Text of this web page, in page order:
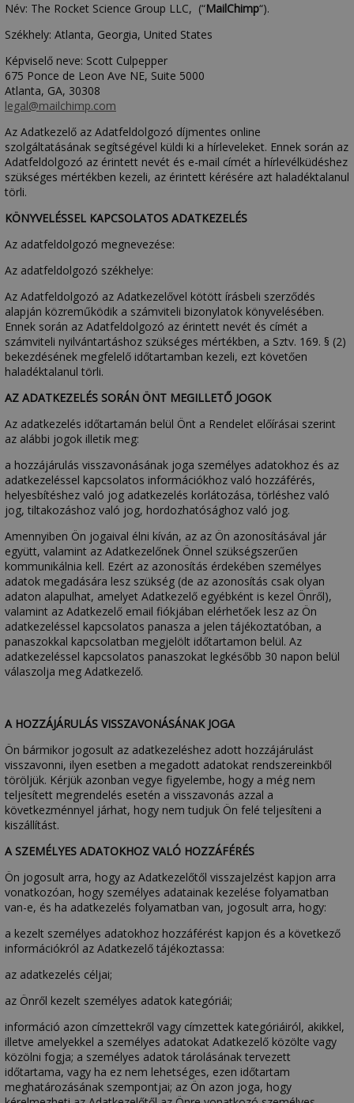
Név: The Rocket Science Group LLC, (“MailChimp“).
Székhely: Atlanta, Georgia, United States
Képviselő neve: Scott Culpepper
675 Ponce de Leon Ave NE, Suite 5000
Atlanta, GA, 30308
legal@mailchimp.com
Az Adatkezelő az Adatfeldolgozó díjmentes online
szolgáltatásának segítségével küldi ki a hírleveleket. Ennek során az
Adatfeldolgozó az érintett nevét és e-mail címét a hírlevélküdéshez
szükséges mértékben kezeli, az érintett kérésére azt haladéktalanul
törli.
KÖNYVELÉSSEL KAPCSOLATOS ADATKEZELÉS
Az adatfeldolgozó megnevezése:
Az adatfeldolgozó székhelye:
Az Adatfeldolgozó az Adatkezelővel kötött írásbeli szerződés
alapján közreműködik a számviteli bizonylatok könyvelésében.
Ennek során az Adatfeldolgozó az érintett nevét és címét a
számviteli nyilvántartáshoz szükséges mértékben, a Sztv. 169. § (2)
bekezdésének megfelelő időtartamban kezeli, ezt követően
haladéktalanul törli.
AZ ADATKEZELÉS SORÁN ÖNT MEGILLETŐ JOGOK
Az adatkezelés időtartamán belül Önt a Rendelet előírásai szerint
az alábbi jogok illetik meg:
a hozzájárulás visszavonásának joga személyes adatokhoz és az
adatkezeléssel kapcsolatos információkhoz való hozzáférés,
helyesbítéshez való jog adatkezelés korlátozása, törléshez való
jog, tiltakozáshoz való jog, hordozhatósághoz való jog.
Amennyiben Ön jogaival élni kíván, az az Ön azonosításával jár
együtt, valamint az Adatkezelőnek Önnel szükségszerűen
kommunikálnia kell. Ezért az azonosítás érdekében személyes
adatok megadására lesz szükség (de az azonosítás csak olyan
adaton alapulhat, amelyet Adatkezelő egyébként is kezel Önről),
valamint az Adatkezelő email fiókjában elérhetőek lesz az Ön
adatkezeléssel kapcsolatos panasza a jelen tájékoztatóban, a
panaszokkal kapcsolatban megjelölt időtartamon belül. Az
adatkezeléssel kapcsolatos panaszokat legkésőbb 30 napon belül
válaszolja meg Adatkezelő.
A HOZZÁJÁRULÁS VISSZAVONÁSÁNAK JOGA
Ön bármikor jogosult az adatkezeléshez adott hozzájárulást
visszavonni, ilyen esetben a megadott adatokat rendszereinkből
töröljük. Kérjük azonban vegye figyelembe, hogy a még nem
teljesített megrendelés esetén a visszavonás azzal a
következménnyel járhat, hogy nem tudjuk Ön felé teljesíteni a
kiszállítást.
A SZEMÉLYES ADATOKHOZ VALÓ HOZZÁFÉRÉS
Ön jogosult arra, hogy az Adatkezelőtől visszajelzést kapjon arra
vonatkozóan, hogy személyes adatainak kezelése folyamatban
van-e, és ha adatkezelés folyamatban van, jogosult arra, hogy:
a kezelt személyes adatokhoz hozzáférést kapjon és a következő
információkról az Adatkezelő tájékoztassa:
az adatkezelés céljai;
az Önről kezelt személyes adatok kategóriái;
információ azon címzettekről vagy címzettek kategóriáiról, akikkel,
illetve amelyekkel a személyes adatokat Adatkezelő közölte vagy
közölni fogja; a személyes adatok tárolásának tervezett
időtartama, vagy ha ez nem lehetséges, ezen időtartam
meghatározásának szempontjai; az Ön azon joga, hogy